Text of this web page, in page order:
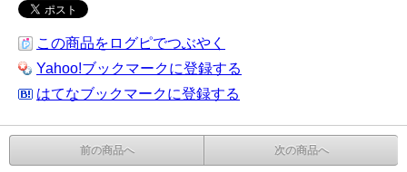
この商品をログピでつぶやく
Yahoo!ブックマークに登録する
はてなブックマークに登録する
前の商品へ 次の商品へ